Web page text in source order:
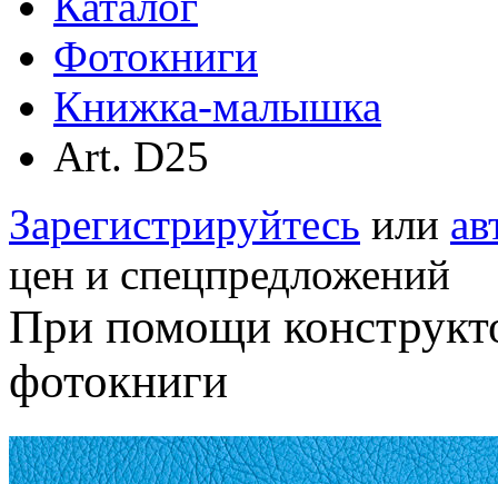
Фотокниги
Книжка-малышка
Аrt. D25
Зарегистрируйтесь или
цен и спецпредложений
При помощи
фотокниги